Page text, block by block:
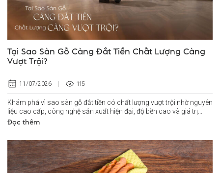
Tại Sao Sàn Gỗ Càng Đắt Tiền Chất Lượng Càng
Vượt Trội?
11/07/2026 115
Khám phá vì sao sàn gỗ đắt tiền có chất lượng vượt trội nhờ nguyên
liệu cao cấp, công nghệ sản xuất hiện đại, độ bền cao và giá trị...
Đọc thêm